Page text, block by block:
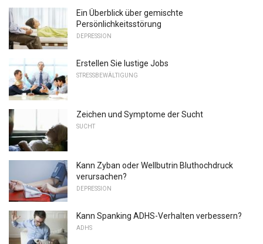
Ein Überblick über gemischte
Persönlichkeitsstörung
DEPRESSION
Erstellen Sie lustige Jobs
STRESSBEWÄLTIGUNG
Zeichen und Symptome der Sucht
SUCHT
Kann Zyban oder Wellbutrin Bluthochdruck
verursachen?
DEPRESSION
Kann Spanking ADHS-Verhalten verbessern?
ADHS